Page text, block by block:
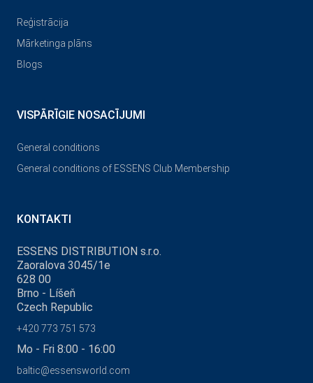
Reģistrācija
Mārketinga plāns
Blogs
VISPĀRĪGIE NOSACĪJUMI
General conditions
General conditions of ESSENS Club Membership
KONTAKTI
ESSENS DISTRIBUTION s.r.o.
Zaoralova 3045/1e
628 00
Brno - Líšeň
Czech Republic
+420 773 751 573
Mo - Fri 8:00 - 16:00
baltic@essensworld.com